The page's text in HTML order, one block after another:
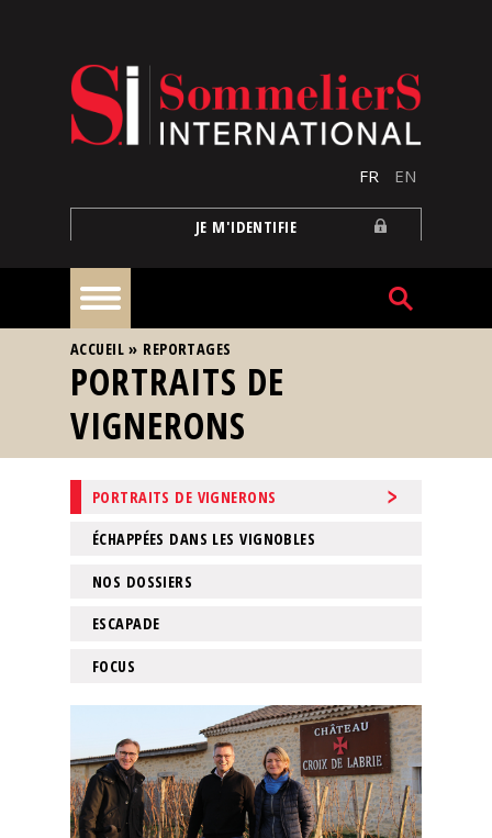
FR EN
JE M'IDENTIFIE
À
la
une
Reportages
Nos
événements
Spiritueux
Notes
de
Sommelleries
VOUS ÊTES ICI
ACCUEIL » REPORTAGES
PORTRAITS DE
VIGNERONS
PORTRAITS DE VIGNERONS
ÉCHAPPÉES DANS LES VIGNOBLES
NOS DOSSIERS
ESCAPADE
FOCUS